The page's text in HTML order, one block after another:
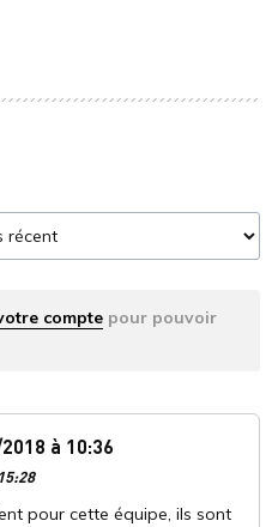
compte pour pouvoir
à 10:36
pour cette équipe, ils sont